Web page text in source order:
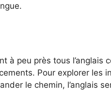
à peu près tous l’anglais
Pour explorer les
le chemin, l’anglais